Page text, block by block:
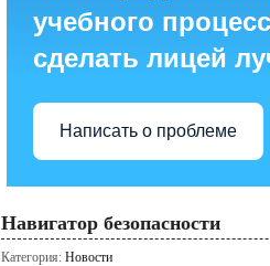
учебного
сделать лицей
Написать о проблеме
Навигатор безопасности
Категория: Новости